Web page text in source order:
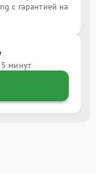
с гарантией на
минут